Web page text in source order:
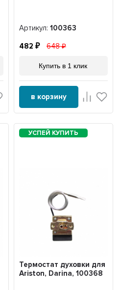
Артикул: 100363
482 648
Купить в 1 клик
в корзину
Термостат духовки для
Ariston, Darina, 100368